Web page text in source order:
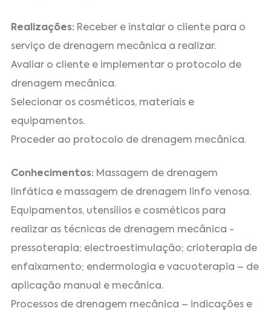
Realizações: Receber e instalar o cliente para o
serviço de drenagem mecânica a realizar.
Avaliar o cliente e implementar o protocolo de
drenagem mecânica.
Selecionar os cosméticos, materiais e
equipamentos.
Proceder ao protocolo de drenagem mecânica.
Conhecimentos: Massagem de drenagem
linfática e massagem de drenagem linfo venosa.
Equipamentos, utensílios e cosméticos para
realizar as técnicas de drenagem mecânica -
pressoterapia; electroestimulação; crioterapia de
enfaixamento; endermologia e vacuoterapia – de
aplicação manual e mecânica.
Processos de drenagem mecânica – indicações e